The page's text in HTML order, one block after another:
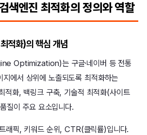
색엔진 최적화의 정의와 역할
적화)의 핵심 개념
Optimization)는 구글·네이버 등 전통
지에서 상위에 노출되도록 최적화하는
적화, 백링크 구축, 기술적 최적화(사이트
질이 주요 요소입니다.
래픽, 키워드 순위, CTR(클릭률)입니다.